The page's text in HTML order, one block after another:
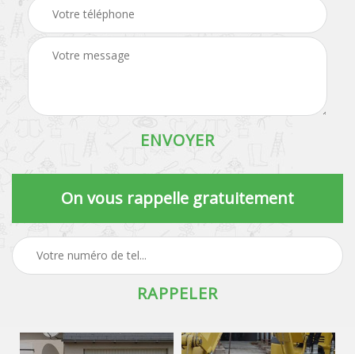
On vous rappelle gratuitement